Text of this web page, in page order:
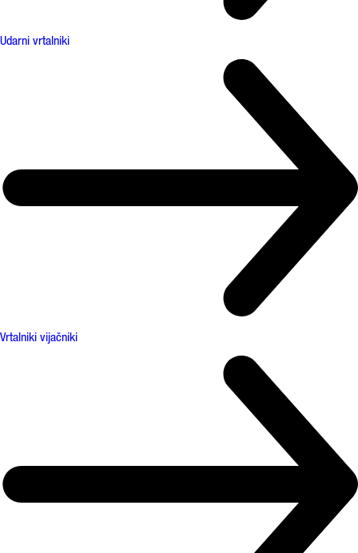
Udarni vrtalniki
Vrtalniki vijačniki